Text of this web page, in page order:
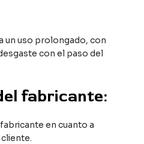
un uso prolongado, con
con el paso del
fabricante:
en cuanto a